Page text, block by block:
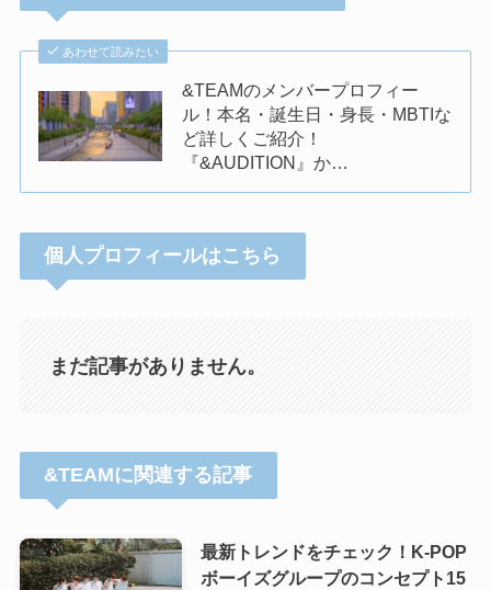
あわせて読みたい
&TEAMのメンバープロフィー
ル！本名・誕生日・身長・MBTIな
ど詳しくご紹介！
『&AUDITION』か…
個人プロフィールはこちら
まだ記事がありません。
&TEAMに関連する記事
最新トレンドをチェック！K-POP
ボーイズグループのコンセプト15